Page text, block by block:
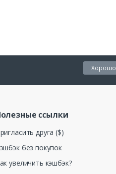
Хорошо
ссылки
друга ($)
без покупок
увеличить кэшбэк?